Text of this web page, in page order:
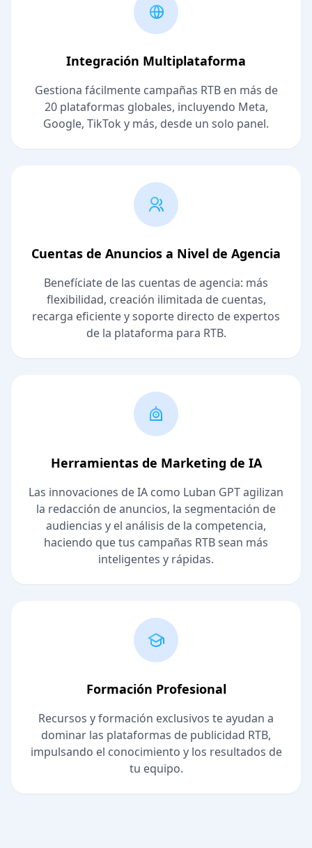
Integración Multiplataforma
Gestiona fácilmente campañas RTB en más de
20 plataformas globales, incluyendo Meta,
Google, TikTok y más, desde un solo panel.
Cuentas de Anuncios a Nivel de Agencia
Benefíciate de las cuentas de agencia: más
flexibilidad, creación ilimitada de cuentas,
recarga eficiente y soporte directo de expertos
de la plataforma para RTB.
Herramientas de Marketing de IA
Las innovaciones de IA como Luban GPT agilizan
la redacción de anuncios, la segmentación de
audiencias y el análisis de la competencia,
haciendo que tus campañas RTB sean más
inteligentes y rápidas.
Formación Profesional
Recursos y formación exclusivos te ayudan a
dominar las plataformas de publicidad RTB,
impulsando el conocimiento y los resultados de
tu equipo.